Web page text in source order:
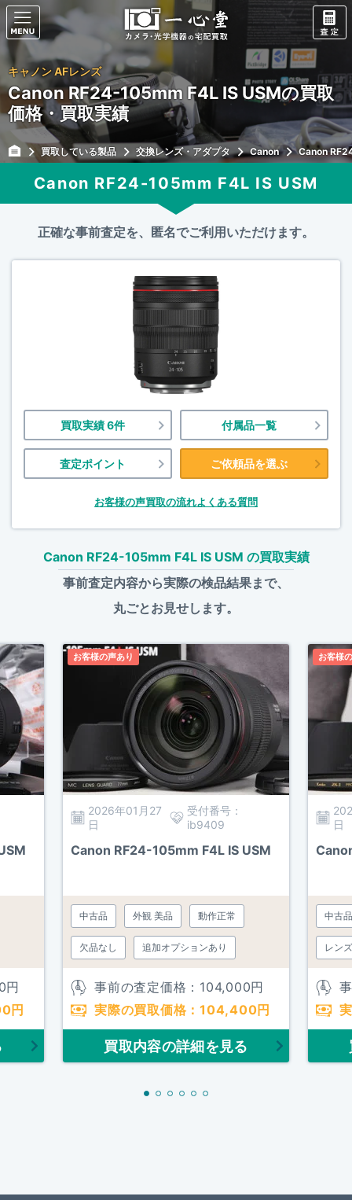
キャノン AFレンズ
Canon RF24-105mm F4L IS USMの買取
価格・買取実績
買取している製品 交換レンズ・アダプタ Canon Canon
Canon RF24-105mm F4L IS USM
正確な事前査定を、匿名でご利用いただけます。
買取実績 6件 付属品一覧
査定ポイント ご依頼品を選ぶ
お客様の声買取の流れよくある質問
Canon RF24-105mm F4L IS USM の買取実績
事前査定内容から実際の検品結果まで、
丸ごとお見せします。
円
円
お客様の声あり
2026年01月27
日
受付番号：
ib9409
Canon RF24-105mm F4L IS USM
中古品 外観 美品 動作正常
欠品なし 追加オプションあり
事前の査定価格： 104,000円
実際の買取価格： 104,400円
買取内容の詳細を見る
お客様
日
中古品
レン
欠品